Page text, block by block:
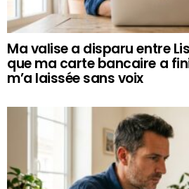
Ma valise a disparu entre
que ma carte bancaire a
m’a laissée sans voix